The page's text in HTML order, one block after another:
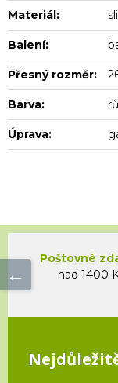
Materiál:
Balení:
Přesný rozměr:
Barva:
Úprava:
Poštovné
nad 1400